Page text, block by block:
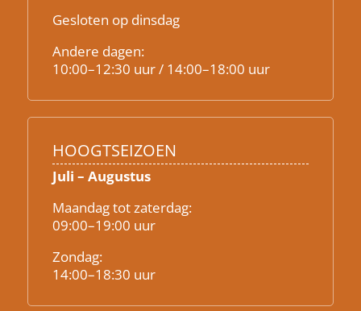
Gesloten op dinsdag
Andere dagen:
10:00–12:30 uur / 14:00–18:00 uur
HOOGTSEIZOEN
Juli – Augustus
Maandag tot zaterdag:
09:00–19:00 uur
Zondag:
14:00–18:30 uur